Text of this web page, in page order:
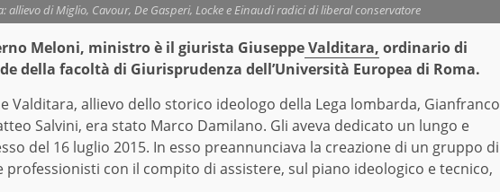
allievo di Miglio, Cavour, De Gasperi, Locke e Einaudi radici di liberal conservatore
Meloni, ministro è il giurista GiuseppeValditara, ordinario di
della facoltà di Giurisprudenza dell’Università Europea di Roma.
Valditara, allievo dello storico ideologo della Lega lombarda, Gianfranco
Salvini, era stato Marco Damilano. Gli aveva dedicato un lungo e
del 16 luglio 2015. In esso preannunciava la creazione di un gruppo di
con il compito di assistere, sul piano ideologico e tecnico,